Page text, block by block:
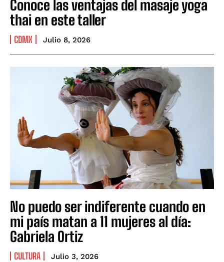
Conoce las ventajas del masaje yoga
thai en este taller
CDMX Julio 8, 2026
No puedo ser indiferente cuando en
mi país matan a 11 mujeres al día:
Gabriela Ortiz
CULTURA Julio 3, 2026